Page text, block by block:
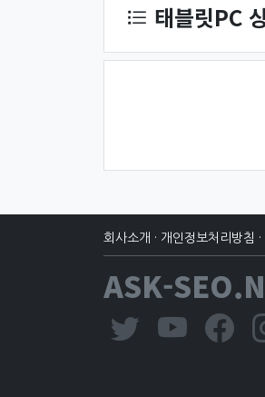
태블릿PC
회사소개 · 개인정보처리방침 ·
ASK-